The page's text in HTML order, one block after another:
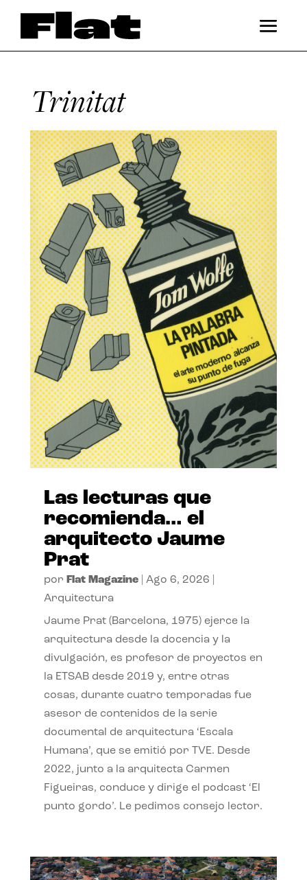
Trinitat
Las lecturas que
recomienda… el
arquitecto Jaume
Prat
por Flat Magazine| Ago 6, 2026
Arquitectura
Jaume Prat (Barcelona, 1975) ejerce la
arquitectura desde la docencia y la
divulgación, es profesor de proyectos en
la ETSAB desde 2019 y, entre otras
cosas, durante cuatro temporadas fue
asesor de contenidos de la serie
documental de arquitectura ‘Escala
Humana’, que se emitió por TVE. Desde
2022, junto a la arquitecta Carmen
Figueiras, conduce y dirige el podcast ‘El
punto gordo’. Le pedimos consejo lector.